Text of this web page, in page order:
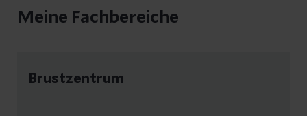
Meine Fachbereiche
Brustzentrum